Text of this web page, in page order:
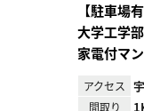
【駐車場
大学工学
家電付マ
アクセス
間取り